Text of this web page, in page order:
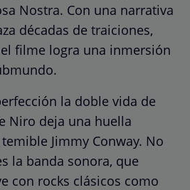
Nostra. Con una narrativa
décadas de traiciones,
filme logra una inmersión
la doble vida de
Niro deja una huella
Jimmy Conway. No
la banda sonora, que
con rocks clásicos como